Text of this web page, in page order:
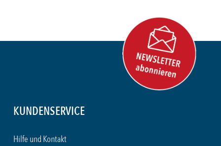
KUNDENSERVICE
Hilfe und Kontakt